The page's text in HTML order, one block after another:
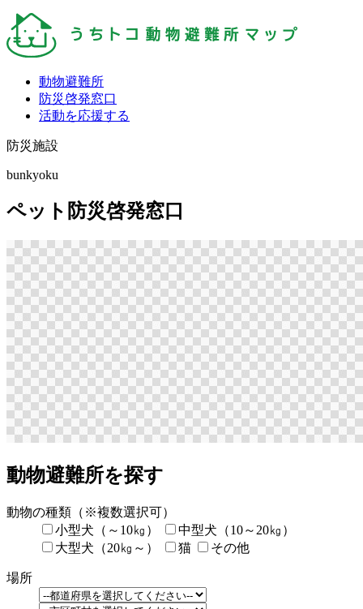
動物避難所
防災啓発窓口
活動を応援する
防災施設
bunkyoku
ペット防災啓発窓口
動物避難所を探す
動物の種類 （※複数選択可）
小型犬（～10㎏）
中型犬（10～20㎏）
大型犬（20㎏～）
猫 その他
場所